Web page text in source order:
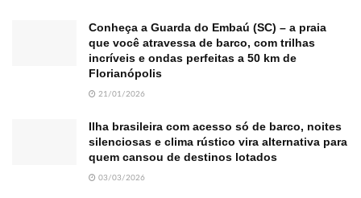
Conheça a Guarda do Embaú (SC) – a praia
que você atravessa de barco, com trilhas
incríveis e ondas perfeitas a 50 km de
Florianópolis
21/01/2026
Ilha brasileira com acesso só de barco, noites
silenciosas e clima rústico vira alternativa para
quem cansou de destinos lotados
03/03/2026